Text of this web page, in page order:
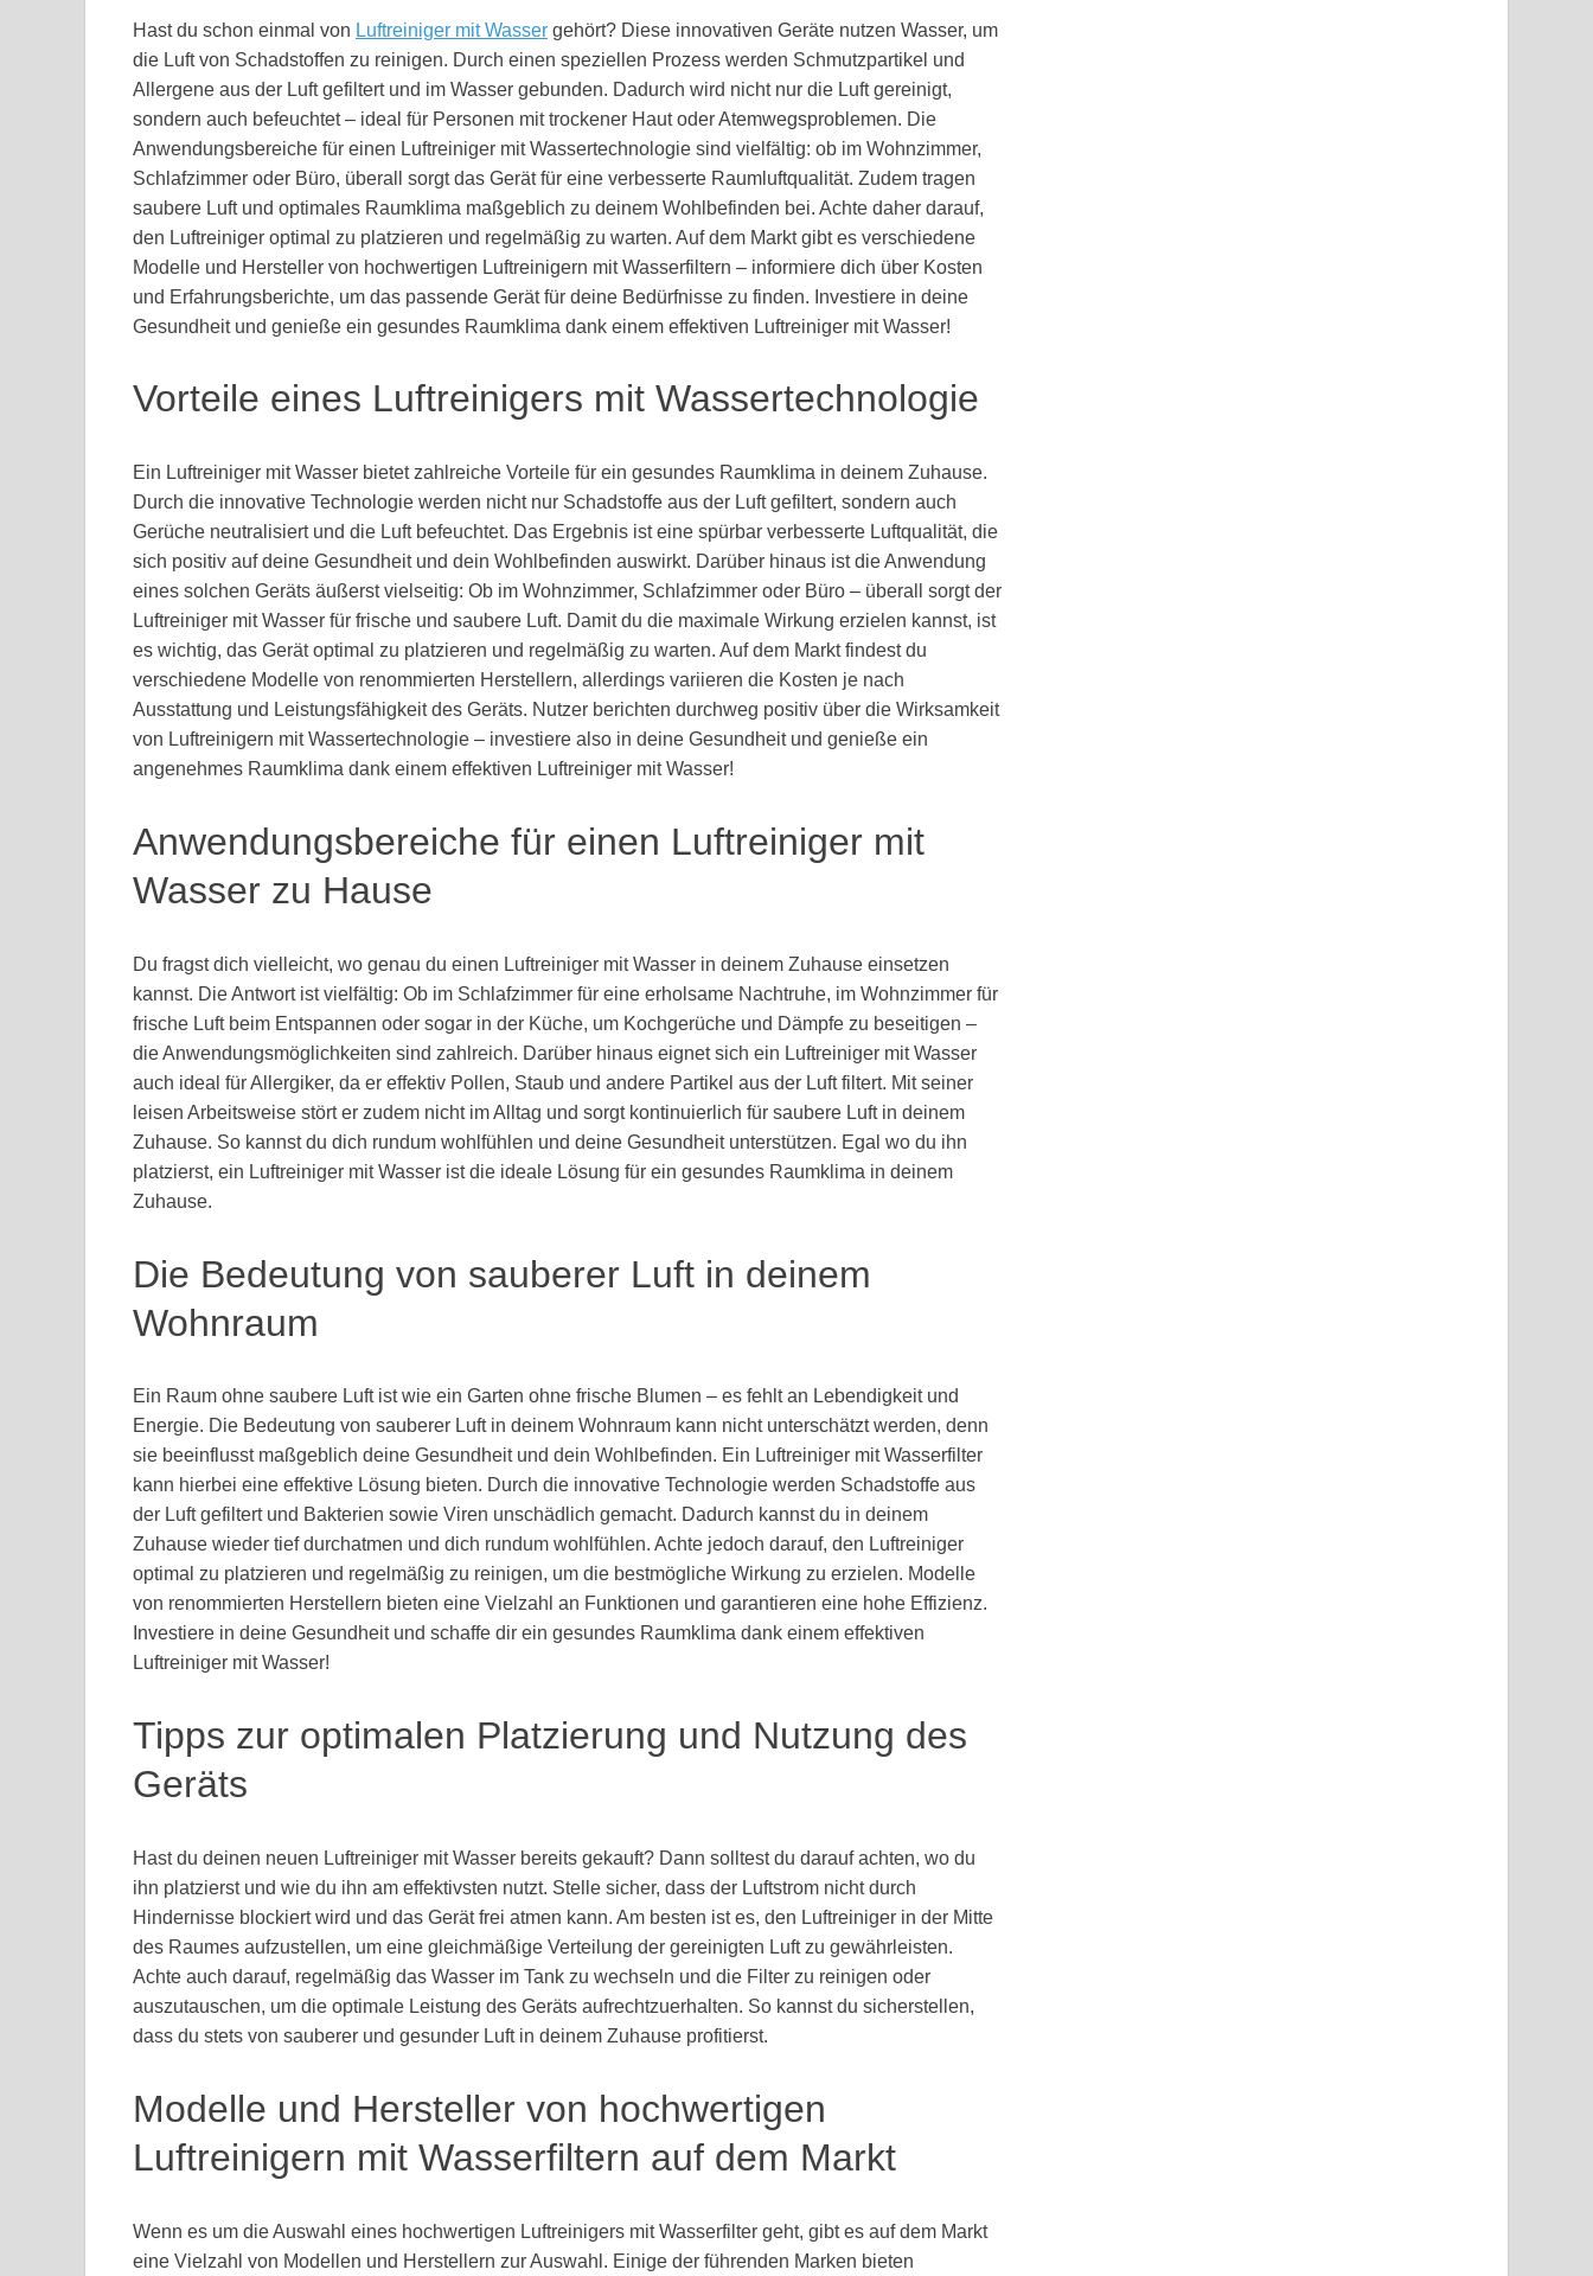
Hast du schon einmal von Luftreiniger mit Wasser gehört? Diese innovativen Geräte nutzen Wasser, um
die Luft von Schadstoffen zu reinigen. Durch einen speziellen Prozess werden Schmutzpartikel und
Allergene aus der Luft gefiltert und im Wasser gebunden. Dadurch wird nicht nur die Luft gereinigt,
sondern auch befeuchtet – ideal für Personen mit trockener Haut oder Atemwegsproblemen. Die
Anwendungsbereiche für einen Luftreiniger mit Wassertechnologie sind vielfältig: ob im Wohnzimmer,
Schlafzimmer oder Büro, überall sorgt das Gerät für eine verbesserte Raumluftqualität. Zudem tragen
saubere Luft und optimales Raumklima maßgeblich zu deinem Wohlbefinden bei. Achte daher darauf,
den Luftreiniger optimal zu platzieren und regelmäßig zu warten. Auf dem Markt gibt es verschiedene
Modelle und Hersteller von hochwertigen Luftreinigern mit Wasserfiltern – informiere dich über Kosten
und Erfahrungsberichte, um das passende Gerät für deine Bedürfnisse zu finden. Investiere in deine
Gesundheit und genieße ein gesundes Raumklima dank einem effektiven Luftreiniger mit Wasser!
Vorteile eines Luftreinigers mit Wassertechnologie
Ein Luftreiniger mit Wasser bietet zahlreiche Vorteile für ein gesundes Raumklima in deinem Zuhause.
Durch die innovative Technologie werden nicht nur Schadstoffe aus der Luft gefiltert, sondern auch
Gerüche neutralisiert und die Luft befeuchtet. Das Ergebnis ist eine spürbar verbesserte Luftqualität, die
sich positiv auf deine Gesundheit und dein Wohlbefinden auswirkt. Darüber hinaus ist die Anwendung
eines solchen Geräts äußerst vielseitig: Ob im Wohnzimmer, Schlafzimmer oder Büro – überall sorgt der
Luftreiniger mit Wasser für frische und saubere Luft. Damit du die maximale Wirkung erzielen kannst, ist
es wichtig, das Gerät optimal zu platzieren und regelmäßig zu warten. Auf dem Markt findest du
verschiedene Modelle von renommierten Herstellern, allerdings variieren die Kosten je nach
Ausstattung und Leistungsfähigkeit des Geräts. Nutzer berichten durchweg positiv über die Wirksamkeit
von Luftreinigern mit Wassertechnologie – investiere also in deine Gesundheit und genieße ein
angenehmes Raumklima dank einem effektiven Luftreiniger mit Wasser!
Anwendungsbereiche für einen Luftreiniger mit
Wasser zu Hause
Du fragst dich vielleicht, wo genau du einen Luftreiniger mit Wasser in deinem Zuhause einsetzen
kannst. Die Antwort ist vielfältig: Ob im Schlafzimmer für eine erholsame Nachtruhe, im Wohnzimmer für
frische Luft beim Entspannen oder sogar in der Küche, um Kochgerüche und Dämpfe zu beseitigen –
die Anwendungsmöglichkeiten sind zahlreich. Darüber hinaus eignet sich ein Luftreiniger mit Wasser
auch ideal für Allergiker, da er effektiv Pollen, Staub und andere Partikel aus der Luft filtert. Mit seiner
leisen Arbeitsweise stört er zudem nicht im Alltag und sorgt kontinuierlich für saubere Luft in deinem
Zuhause. So kannst du dich rundum wohlfühlen und deine Gesundheit unterstützen. Egal wo du ihn
platzierst, ein Luftreiniger mit Wasser ist die ideale Lösung für ein gesundes Raumklima in deinem
Zuhause.
Die Bedeutung von sauberer Luft in deinem
Wohnraum
Ein Raum ohne saubere Luft ist wie ein Garten ohne frische Blumen – es fehlt an Lebendigkeit und
Energie. Die Bedeutung von sauberer Luft in deinem Wohnraum kann nicht unterschätzt werden, denn
sie beeinflusst maßgeblich deine Gesundheit und dein Wohlbefinden. Ein Luftreiniger mit Wasserfilter
kann hierbei eine effektive Lösung bieten. Durch die innovative Technologie werden Schadstoffe aus
der Luft gefiltert und Bakterien sowie Viren unschädlich gemacht. Dadurch kannst du in deinem
Zuhause wieder tief durchatmen und dich rundum wohlfühlen. Achte jedoch darauf, den Luftreiniger
optimal zu platzieren und regelmäßig zu reinigen, um die bestmögliche Wirkung zu erzielen. Modelle
von renommierten Herstellern bieten eine Vielzahl an Funktionen und garantieren eine hohe Effizienz.
Investiere in deine Gesundheit und schaffe dir ein gesundes Raumklima dank einem effektiven
Luftreiniger mit Wasser!
Tipps zur optimalen Platzierung und Nutzung des
Geräts
Hast du deinen neuen Luftreiniger mit Wasser bereits gekauft? Dann solltest du darauf achten, wo du
ihn platzierst und wie du ihn am effektivsten nutzt. Stelle sicher, dass der Luftstrom nicht durch
Hindernisse blockiert wird und das Gerät frei atmen kann. Am besten ist es, den Luftreiniger in der Mitte
des Raumes aufzustellen, um eine gleichmäßige Verteilung der gereinigten Luft zu gewährleisten.
Achte auch darauf, regelmäßig das Wasser im Tank zu wechseln und die Filter zu reinigen oder
auszutauschen, um die optimale Leistung des Geräts aufrechtzuerhalten. So kannst du sicherstellen,
dass du stets von sauberer und gesunder Luft in deinem Zuhause profitierst.
Modelle und Hersteller von hochwertigen
Luftreinigern mit Wasserfiltern auf dem Markt
Wenn es um die Auswahl eines hochwertigen Luftreinigers mit Wasserfilter geht, gibt es auf dem Markt
eine Vielzahl von Modellen und Herstellern zur Auswahl. Einige der führenden Marken bieten